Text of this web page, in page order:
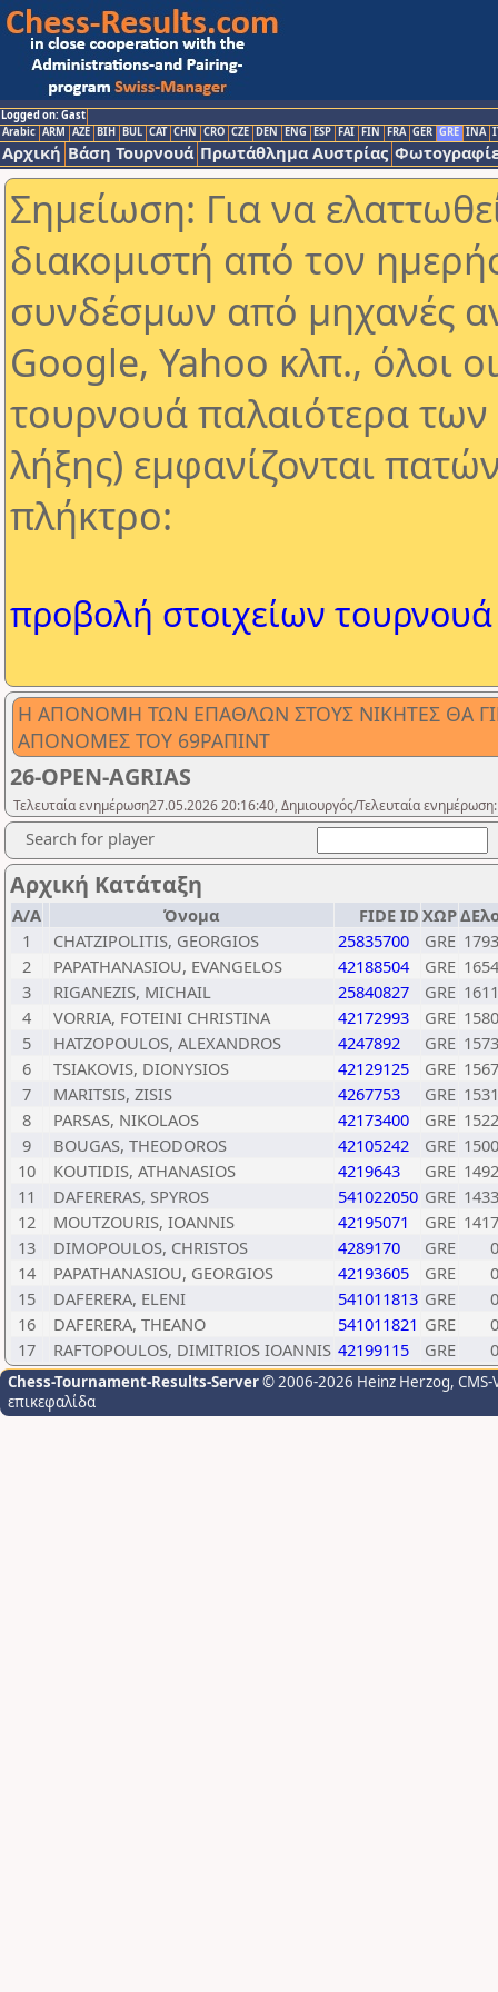
Logged on: Gast
Arabic ARM AZE BIH BUL CAT CHN CRO CZE DEN ENG ESP FAI FIN FRA GER GRE INA
Αρχική Βάση Τουρνουά Πρωτάθλημα Αυστρίας
Σημείωση: Για να
διακομιστή από τον
συνδέσμων από μηχανές
Google, Yahoo κλπ., όλοι
τουρνουά παλαιότερα
λήξης) εμφανίζονται
πλήκτρο:
προβολή στοιχείων τουρνουά
Η ΑΠΟΝΟΜΗ ΤΩΝ ΕΠΑΘΛΩΝ ΣΤΟΥΣ ΝΙΚΗΤΕΣ ΘΑ
ΑΠΟΝΟΜΕΣ ΤΟΥ 69ΡΑΠΙΝΤ
26-OPEN-AGRIAS
Τελευταία ενημέρωση27.05.2026 20:16:40, Δημιουργός/Τελευταία
Search for player
Αρχική Κατάταξη
Α/Α Όνομα FIDE ID ΧΩΡ
1
CHATZIPOLITIS, GEORGIOS 25835700 GRE 1793
2
PAPATHANASIOU, EVANGELOS 42188504 GRE 1654
3
RIGANEZIS, MICHAIL 25840827 GRE 1611
4
VORRIA, FOTEINI CHRISTINA 42172993 GRE 1580
5
HATZOPOULOS, ALEXANDROS 4247892 GRE 1573
6
TSIAKOVIS, DIONYSIOS 42129125 GRE 1567
7
MARITSIS, ZISIS 4267753 GRE 1531
8
PARSAS, NIKOLAOS 42173400 GRE 1522
9
BOUGAS, THEODOROS 42105242 GRE 1500
10
KOUTIDIS, ATHANASIOS 4219643 GRE 1492
11
DAFERERAS, SPYROS 541022050 GRE 1433
12
MOUTZOURIS, IOANNIS 42195071 GRE 1417
13
DIMOPOULOS, CHRISTOS 4289170 GRE
0
14
PAPATHANASIOU, GEORGIOS 42193605 GRE
0
15
DAFERERA, ELENI 541011813 GRE
0
16
DAFERERA, THEANO 541011821 GRE
0
17
RAFTOPOULOS, DIMITRIOS IOANNIS 42199115 GRE 0
Chess-Tournament-Results-Server© 2006-2026 Heinz Herzog,
επικεφαλίδα